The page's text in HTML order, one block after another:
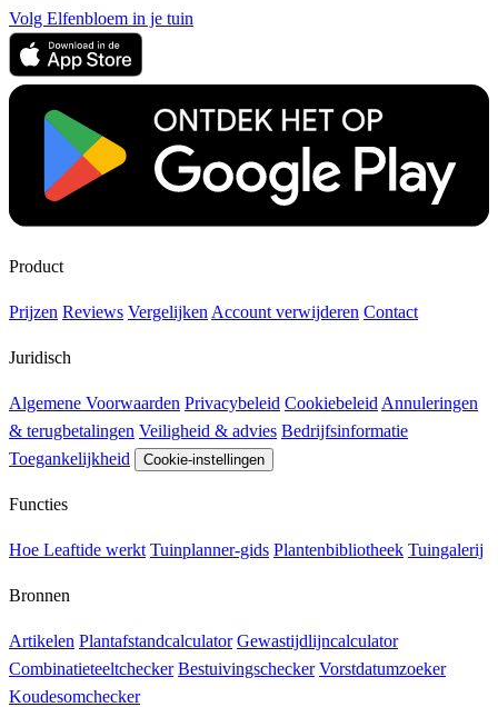
Volg Elfenbloem in je tuin
Product
Prijzen Reviews Vergelijken Account verwijderen Contact
Juridisch
Algemene Voorwaarden Privacybeleid Cookiebeleid Annuleringen
& terugbetalingen Veiligheid & advies Bedrijfsinformatie
Toegankelijkheid
Cookie-instellingen
Functies
Hoe Leaftide werkt Tuinplanner-gids Plantenbibliotheek Tuingalerij
Bronnen
Artikelen Plantafstandcalculator Gewastijdlijncalculator
Combinatieteeltchecker Bestuivingschecker Vorstdatumzoeker
Koudesomchecker